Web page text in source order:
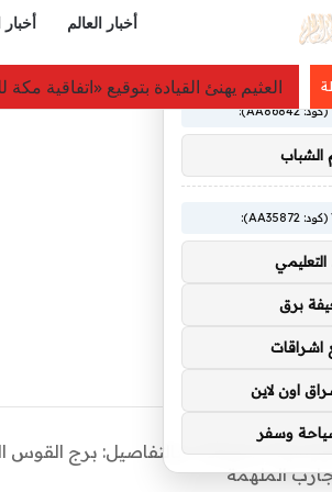
أخبار العالم
بالتفاصيل: كاميرات المراقبة كشفت اللص: فأر
/منوعات/
الملهمة
الشباب
برق
اشراقات
اون لاين
وسفر